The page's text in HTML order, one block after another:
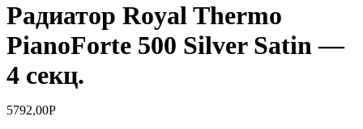
Радиатор Royal Thermo
PianoForte 500 Silver Satin —
4 секц.
5792,00Р